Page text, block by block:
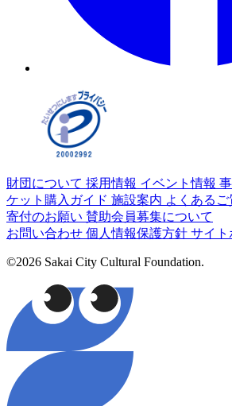
財団について 採用情報 イベント情報
ケット購入ガイド 施設案内 よくあるご
寄付のお願い 賛助会員募集について
お問い合わせ 個人情報保護方針 サイト
©2026 Sakai City Cultural Foundation.